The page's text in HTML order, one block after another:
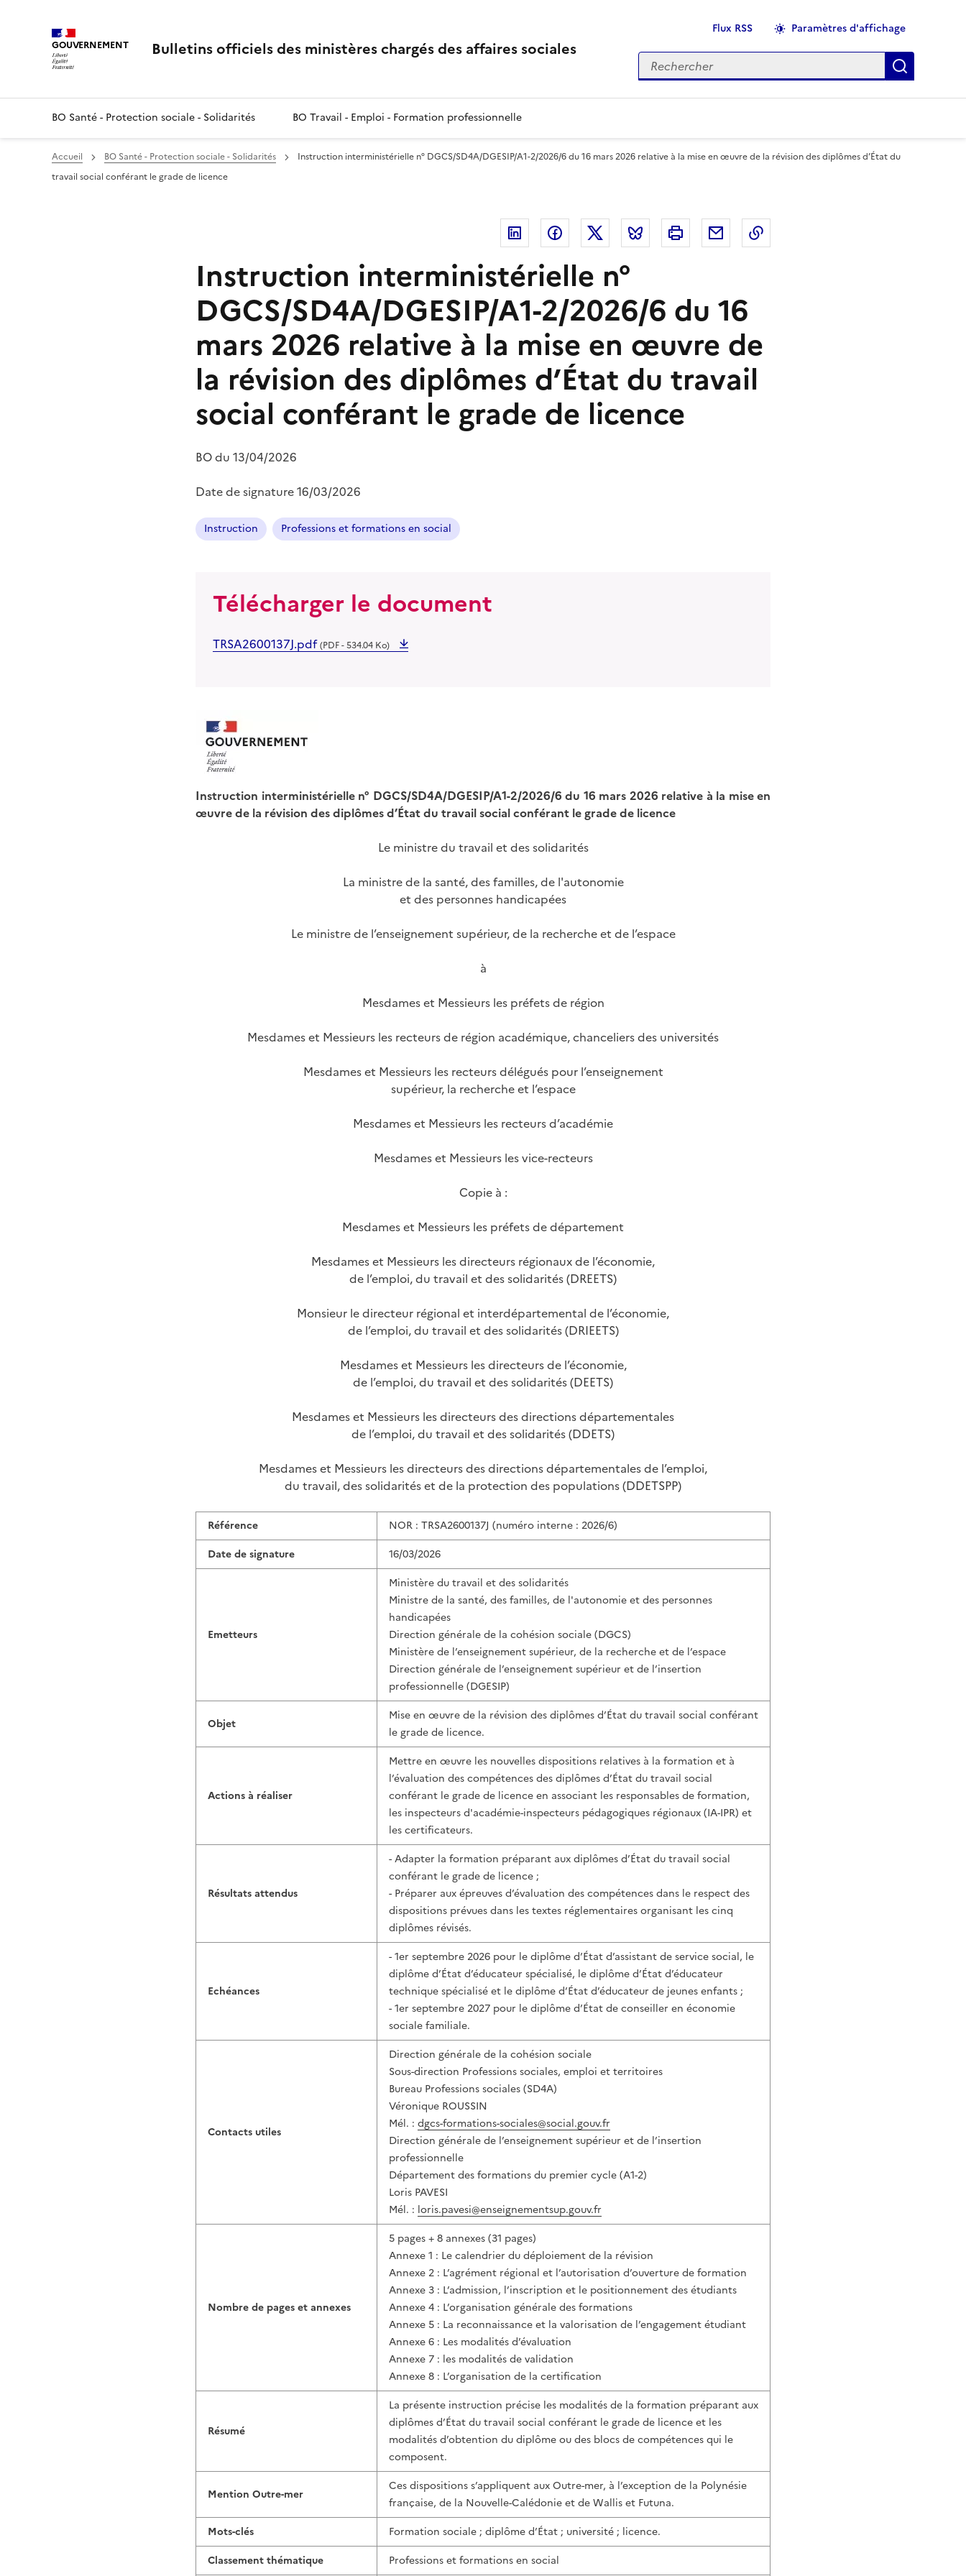
GOUVERNEMENT Bulletins officiels des ministères chargés des affaires sociales
Flux RSS Paramètres d'affichage
Rechercher
BO Santé - Protection sociale - Solidarités BO Travail - Emploi - Formation professionnelle
Accueil BO Santé - Protection sociale - Solidarités
Instruction interministérielle n° DGCS/SD4A/DGESIP/A1-2/2026/6 du 16 mars 2026 relative à la mise en œuvre de la révision des diplômes d’État du
travail social conférant le grade de licence
Linkedin FacebookTwitter Bluesky Imprimer Courriel
Instruction interministérielle n°
DGCS/SD4A/DGESIP/A1-2/2026/6 du 16
mars 2026 relative à la mise en œuvre de
la révision des diplômes d’État du travail
social conférant le grade de licence
BO du 13/04/2026
Date de signature16/03/2026
Instruction Professions et formations en social
Télécharger le document
TRSA2600137J.pdf(PDF - 534.04 Ko)
Instruction interministérielle n° DGCS/SD4A/DGESIP/A1-2/2026/6 du 16 mars 2026 relative à la mise en
œuvre de la révision des diplômes d’État du travail social conférant le grade de licence
Le ministre du travail et des solidarités
La ministre de la santé, des familles, de l'autonomie
et des personnes handicapées
Le ministre de l’enseignement supérieur, de la recherche et de l’espace
à
Mesdames et Messieurs les préfets de région
Mesdames et Messieurs les recteurs de région académique, chanceliers des universités
Mesdames et Messieurs les recteurs délégués pour l’enseignement
supérieur, la recherche et l’espace
Mesdames et Messieurs les recteurs d’académie
Mesdames et Messieurs les vice-recteurs
Copie à :
Mesdames et Messieurs les préfets de département
Mesdames et Messieurs les directeurs régionaux de l’économie,
de l’emploi, du travail et des solidarités (DREETS)
Monsieur le directeur régional et interdépartemental de l’économie,
de l’emploi, du travail et des solidarités (DRIEETS)
Mesdames et Messieurs les directeurs de l’économie,
de l’emploi, du travail et des solidarités (DEETS)
Mesdames et Messieurs les directeurs des directions départementales
de l’emploi, du travail et des solidarités (DDETS)
Mesdames et Messieurs les directeurs des directions départementales de l’emploi,
du travail, des solidarités et de la protection des populations (DDETSPP)
Référence
NOR : TRSA2600137J (numéro interne : 2026/6)
Date de signature
16/03/2026
Emetteurs
Ministère du travail et des solidarités
Ministre de la santé, des familles, de l'autonomie et des personnes
handicapées
Direction générale de la cohésion sociale (DGCS)
Ministère de l’enseignement supérieur, de la recherche et de l’espace
Direction générale de l’enseignement supérieur et de l’insertion
professionnelle (DGESIP)
Objet
Mise en œuvre de la révision des diplômes d’État du travail social conférant
le grade de licence.
Actions à réaliser
Mettre en œuvre les nouvelles dispositions relatives à la formation et à
l’évaluation des compétences des diplômes d’État du travail social
conférant le grade de licence en associant les responsables de formation,
les inspecteurs d'académie-inspecteurs pédagogiques régionaux (IA-IPR) et
les certificateurs.
Résultats attendus
- Adapter la formation préparant aux diplômes d’État du travail social
conférant le grade de licence ;
- Préparer aux épreuves d’évaluation des compétences dans le respect des
dispositions prévues dans les textes réglementaires organisant les cinq
diplômes révisés.
Echéances
- 1er septembre 2026 pour le diplôme d’État d’assistant de service social, le
diplôme d’État d’éducateur spécialisé, le diplôme d’État d’éducateur
technique spécialisé et le diplôme d’État d’éducateur de jeunes enfants ;
- 1er septembre 2027 pour le diplôme d’État de conseiller en économie
sociale familiale.
Contacts utiles
Direction générale de la cohésion sociale
Sous-direction Professions sociales, emploi et territoires
Bureau Professions sociales (SD4A)
Véronique ROUSSIN
Mél. : dgcs-formations-sociales@social.gouv.fr
Direction générale de l’enseignement supérieur et de l’insertion
professionnelle
Département des formations du premier cycle (A1-2)
Loris PAVESI
Mél. : loris.pavesi@enseignementsup.gouv.fr
Nombre de pages et annexes
5 pages + 8 annexes (31 pages)
Annexe 1 : Le calendrier du déploiement de la révision
Annexe 2 : L’agrément régional et l’autorisation d’ouverture de formation
Annexe 3 : L’admission, l’inscription et le positionnement des étudiants
Annexe 4 : L’organisation générale des formations
Annexe 5 : La reconnaissance et la valorisation de l’engagement étudiant
Annexe 6 : Les modalités d’évaluation
Annexe 7 : les modalités de validation
Annexe 8 : L’organisation de la certification
Résumé
La présente instruction précise les modalités de la formation préparant aux
diplômes d’État du travail social conférant le grade de licence et les
modalités d’obtention du diplôme ou des blocs de compétences qui le
composent.
Mention Outre-mer
Ces dispositions s’appliquent aux Outre-mer, à l’exception de la Polynésie
française, de la Nouvelle-Calédonie et de Wallis et Futuna.
Mots-clés
Formation sociale ; diplôme d’État ; université ; licence.
Classement thématique
Professions et formations en social